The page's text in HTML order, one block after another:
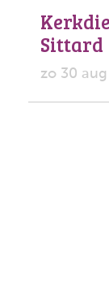
Sittard
zo 30